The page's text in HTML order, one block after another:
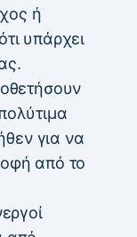
ή
υπάρχει
για να
από το